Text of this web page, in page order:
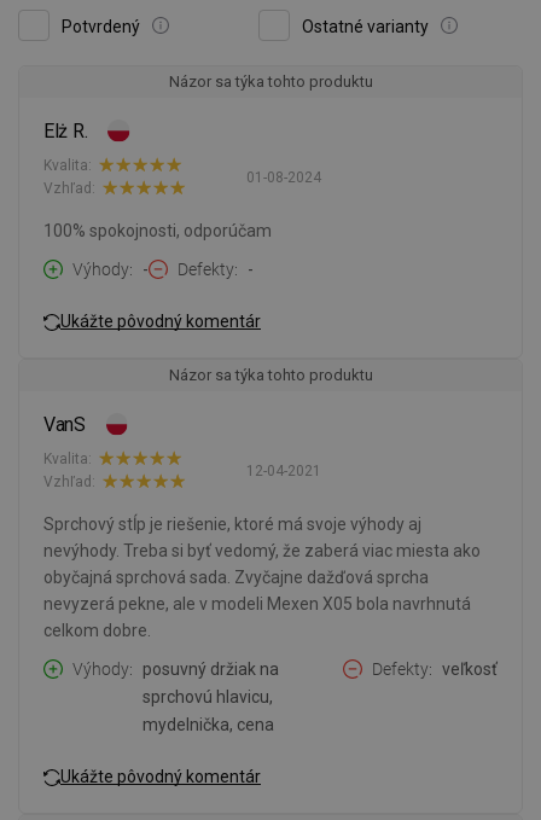
Potvrdený Ostatné varianty
Názor sa týka tohto produktu
Elż R.
01-08-2024
Kvalita:
Vzhľad:
100% spokojnosti, odporúčam
Výhody
- Defekty -
Ukážte pôvodný komentár
Názor sa týka tohto produktu
VanS
12-04-2021
Kvalita:
Vzhľad:
Sprchový stĺp je riešenie, ktoré má svoje výhody aj
nevýhody. Treba si byť vedomý, že zaberá viac miesta ako
obyčajná sprchová sada. Zvyčajne dažďová sprcha
nevyzerá pekne, ale v modeli Mexen X05 bola navrhnutá
celkom dobre.
Výhody
posuvný držiak na
sprchovú hlavicu,
mydelnička, cena
Defekty veľkosť
Ukážte pôvodný komentár